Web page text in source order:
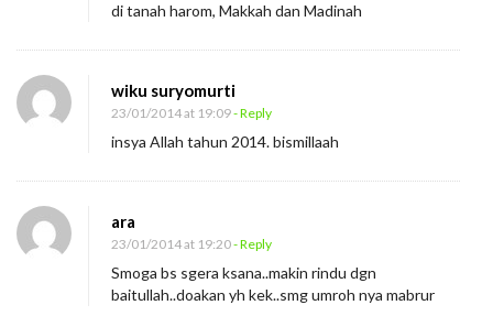
di tanah harom, Makkah dan Madinah
wiku suryomurti
23/01/2014 at 19:09- Reply
insya Allah tahun 2014. bismillaah
ara
23/01/2014 at 19:20- Reply
Smoga bs sgera ksana..makin rindu dgn
baitullah..doakan yh kek..smg umroh nya mabrur